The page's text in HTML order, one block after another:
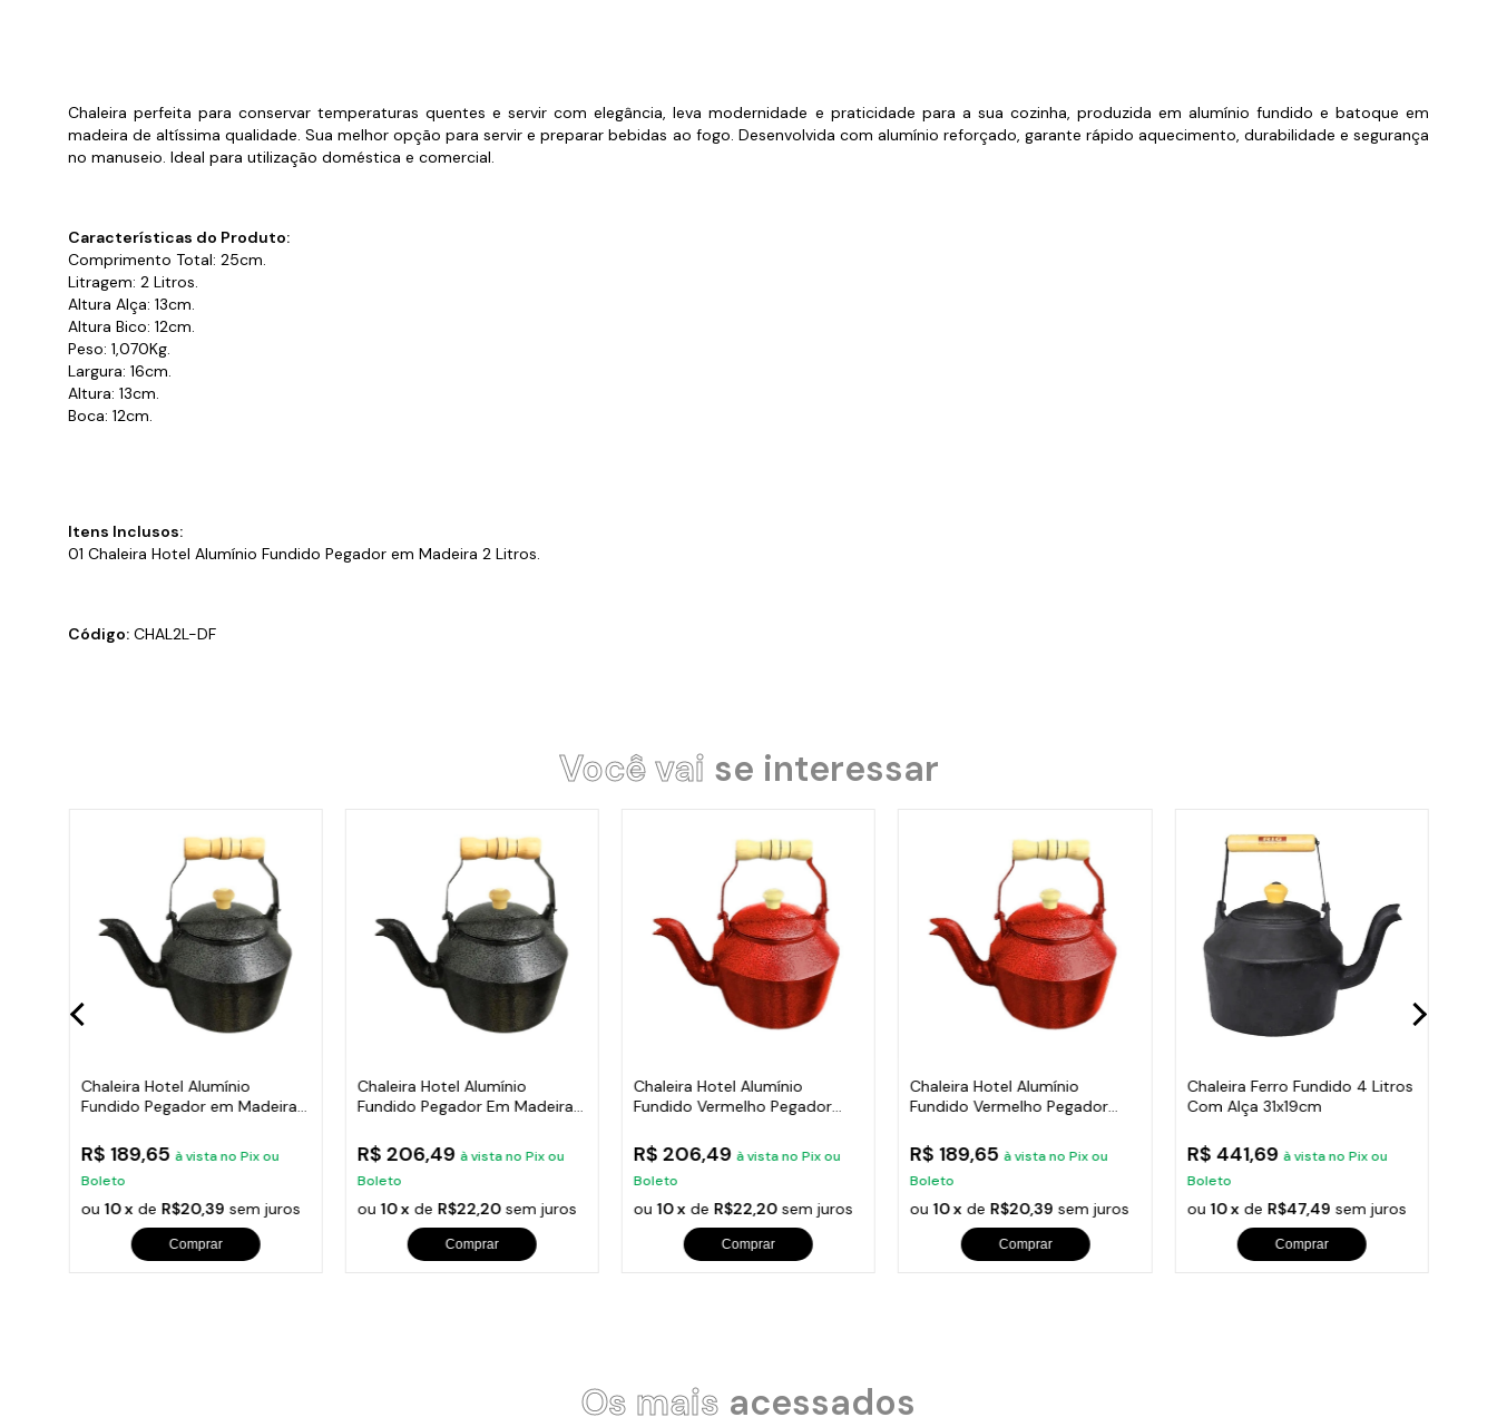
Chaleira perfeita para conservar temperaturas quentes e servir com elegância, leva modernidade e praticidade para a sua cozinha, produzida em alumínio fundido e batoque em
madeira de altíssima qualidade. Sua melhor opção para servir e preparar bebidas ao fogo. Desenvolvida com alumínio reforçado, garante rápido aquecimento, durabilidade e segurança
no manuseio. Ideal para utilização doméstica e comercial.
Características do Produto:
Comprimento Total: 25cm.
Litragem: 2 Litros.
Altura Alça: 13cm.
Altura Bico: 12cm.
Peso: 1,070Kg.
Largura: 16cm.
Altura: 13cm.
Boca: 12cm.
Itens Inclusos:
01 Chaleira Hotel Alumínio Fundido Pegador em Madeira 2 Litros.
Código: CHAL2L-DF
Você vai se interessar
Chaleira Hotel Alumínio
Fundido Pegador em Madeira 2
R$ 189,65 à vista no Pix ou
Boleto
ou10 x de R$20,39 sem juros
Comprar
Chaleira Hotel Alumínio
Fundido Pegador Em Madeira
R$ 206,49 à vista no Pix ou
Boleto
ou10 x de R$22,20sem juros
Comprar
Chaleira Hotel Alumínio
Fundido Vermelho Pegador
R$ 206,49 à vista no Pix ou
Boleto
ou10 x de R$22,20sem juros
Comprar
Chaleira Hotel Alumínio
Fundido Vermelho Pegador
R$ 189,65à vista no Pix ou
Boleto
ou10 x deR$20,39 sem juros
Comprar
Chaleira Ferro Fundido 4 Litros
Com Alça 31x19cm
R$ 441,69 à vista no Pix ou
Boleto
ou10 x de R$47,49 sem juros
Comprar
Os mais acessados